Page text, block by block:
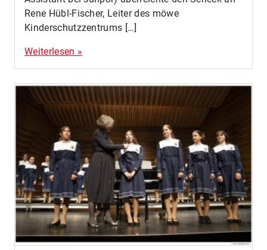
Rene Hübl-Fischer, Leiter des möwe
Kinderschutzzentrums […]
Weiterlesen »